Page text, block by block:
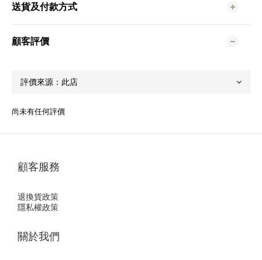
送貨及付款方式
顧客評價
尚未有任何評價
顧客服務
退換貨政策
隱私權政策
關於我們